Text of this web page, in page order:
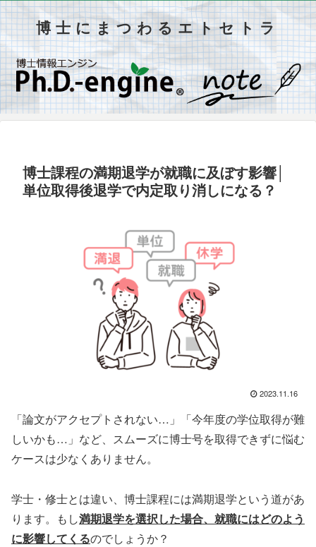
博士にまつわるエトセトラ
博士課程の満期退学が就職に及ぼす影響│
単位取得後退学で内定取り消しになる？
2023.11.16
「論文がアクセプトされない…」「今年度の学位取得が難
しいかも…」など、スムーズに博士号を取得できずに悩む
ケースは少なくありません。
学士・修士とは違い、博士課程には満期退学という道があ
ります。もし満期退学を選択した場合、就職にはどのよう
に影響してくるのでしょうか？